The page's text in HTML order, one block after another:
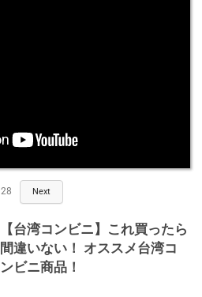
28 Next
【台湾コンビニ】これ買ったら
間違いない！ オススメ台湾コ
ンビニ商品！